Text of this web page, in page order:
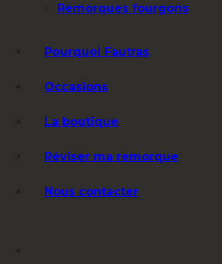
Remorques fourgons
Pourquoi Fautras
Occasions
La boutique
Réviser ma remorque
Nous contacter